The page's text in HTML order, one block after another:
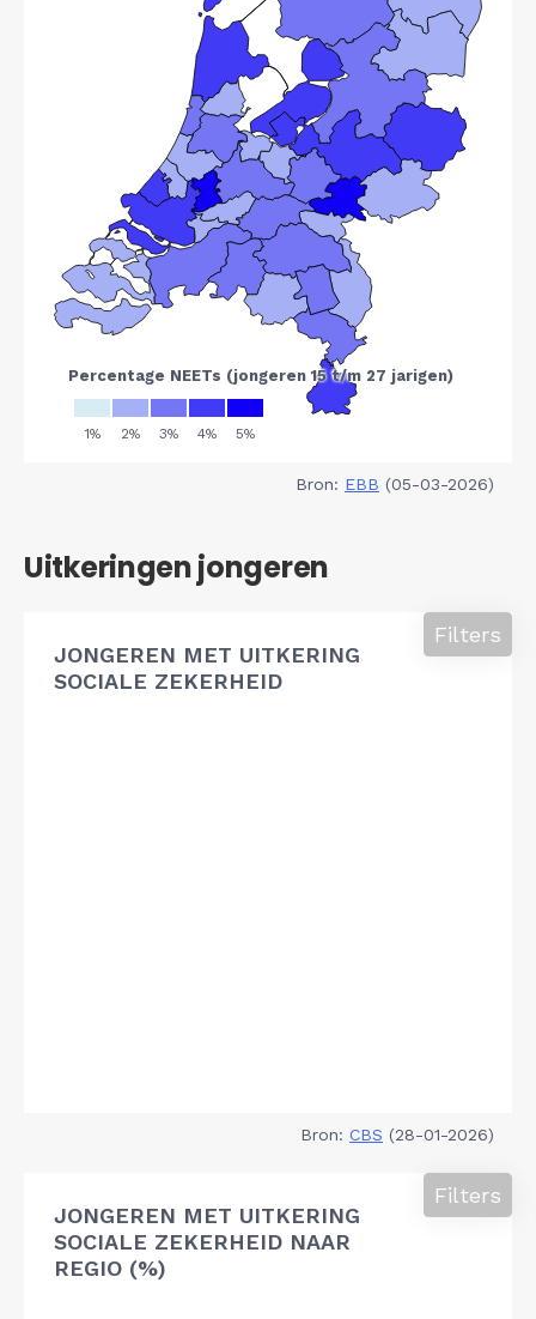
Bron: EBB (05-03-2026)
Uitkeringen jongeren
JONGEREN MET UITKERING
SOCIALE ZEKERHEID
Filters
Bron: CBS (28-01-2026)
JONGEREN MET UITKERING
SOCIALE ZEKERHEID NAAR
REGIO (%)
Filters